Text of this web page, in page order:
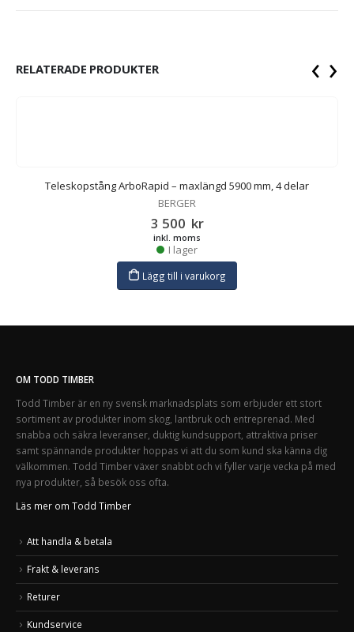
RELATERADE PRODUKTER
Teleskopstång ArboRapid – maxlängd 5900 mm, 4 delar
BERGER
3 500 kr
inkl. moms
I lager
Lägg till i varukorg
‹ ›
OM TODD TIMBER
Todd Timber är en ny svensk marknadsplats som erbjuder ett stort
sortiment av produkter inom skog, lantbruk och entreprenad. Med
snabba och säkra leveranser, duktig kundsupport, attraktiva priser
samt spännande produkter hoppas vi att du som kund ska känna dig
välkommen. Todd Timber växer snabbt och vi fyller varje vecka på med
nya produkter, så besök oss ofta.
Läs mer om Todd Timber
Att handla & betala
Frakt & leverans
Returer
Kundservice